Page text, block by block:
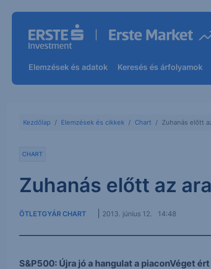
Elemzések és adatok Keresés és árfolyamok
Kezdőlap Elemzések és cikkek Chart Zuhanás előtt
CHART
Zuhanás előtt az
ÖTLETGYÁR CHART 2013. június 12. 14:48
S&P500: Újra jó a hangulat a piaconVéget